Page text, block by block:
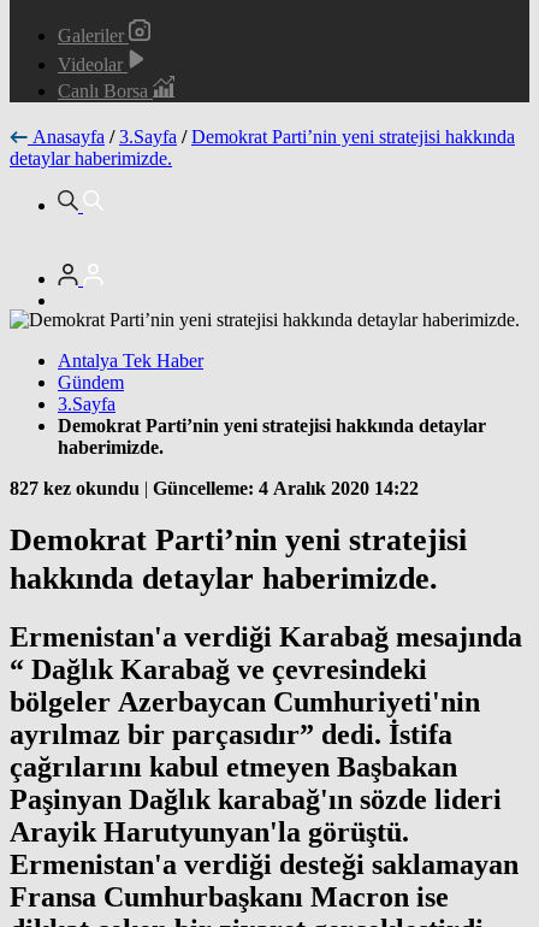
Galeriler
Videolar
Canlı Borsa
Anasayfa / 3.Sayfa / Demokrat Parti’nin yeni stratejisi hakkında
detaylar haberimizde.
Antalya Tek Haber
Gündem
3.Sayfa
Demokrat Parti’nin yeni stratejisi hakkında detaylar
haberimizde.
827 kez okundu | Güncelleme: 4 Aralık 2020 14:22
Demokrat Parti’nin yeni stratejisi
hakkında detaylar haberimizde.
Ermenistan'a verdiği Karabağ mesajında
“ Dağlık Karabağ ve çevresindeki
bölgeler Azerbaycan Cumhuriyeti'nin
ayrılmaz bir parçasıdır” dedi. İstifa
çağrılarını kabul etmeyen Başbakan
Paşinyan Dağlık karabağ'ın sözde lideri
Arayik Harutyunyan'la görüştü.
Ermenistan'a verdiği desteği saklamayan
Fransa Cumhurbaşkanı Macron ise